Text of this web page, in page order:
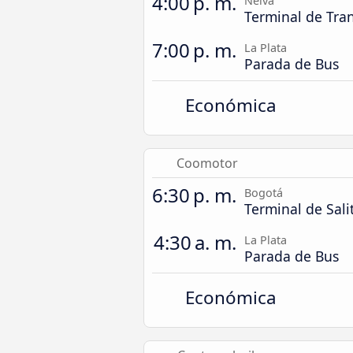
Terminal de
7:00 p. m. La Plata
Parada de Bus
Económica
Coomotor
6:30 p. m. Bogotá
Terminal de
4:30 a. m. La Plata
Parada de Bus
Económica